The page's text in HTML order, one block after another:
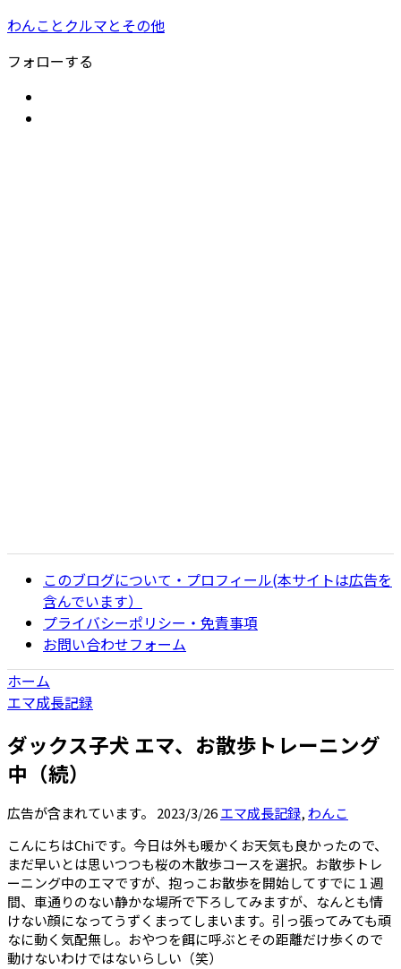
わんことクルマとその他
フォローする
このブログについて・プロフィール(本サイトは広告を
含んでいます）
プライバシーポリシー・免責事項
お問い合わせフォーム
ホーム
エマ成長記録
ダックス子犬 エマ、お散歩トレーニング
中（続）
広告が含まれています。 2023/3/26エマ成長記録,わんこ
こんにちはChiです。今日は外も暖かくお天気も良かったので、
まだ早いとは思いつつも桜の木散歩コースを選択。お散歩トレ
ーニング中のエマですが、抱っこお散歩を開始してすでに１週
間、車通りのない静かな場所で下ろしてみますが、なんとも情
けない顔になってうずくまってしまいます。引っ張ってみても頑
なに動く気配無し。おやつを餌に呼ぶとその距離だけ歩くので
動けないわけではないらしい（笑）